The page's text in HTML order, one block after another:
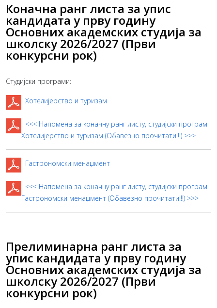
Коначна ранг листа за упис
кандидата у прву годину
Основних академских студија за
школску 2026/2027 (Први
конкурсни рок)
Студијски програми:
Хотелијерство и туризам
<<< Напомена за коначну ранг листу, студијски програм
Хотелијерство и туризам (Обавезно прочитати!!!) >>>
Гастрономски менаџмент
<<< Напомена за коначну ранг листу, студијски програм
Гастрономски менаџмент (Обавезно прочитати!!!) >>>
Прелиминарна ранг листа за
упис кандидата у прву годину
Основних академских студија за
школску 2026/2027 (Први
конкурсни рок)